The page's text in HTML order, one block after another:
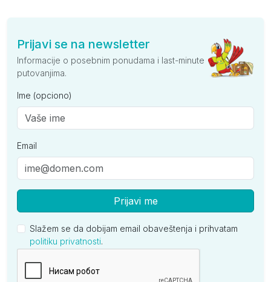
Prijavi se na newsletter
Informacije o posebnim ponudama i last-minute
putovanjima.
Ime (opciono)
Email
Prijavi me
Slažem se da dobijam email obaveštenja i prihvatam
politiku privatnosti.